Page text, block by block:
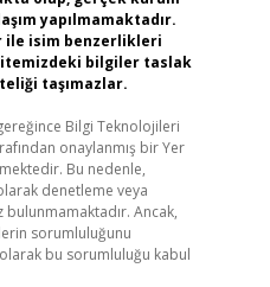
yapılmamaktadır.
ile isim benzerlikleri
bilgiler taslak
taşımazlar.
Bilgi Teknolojileri
onaylanmış bir Yer
Bu nedenle,
denetleme veya
Ancak,
sorumluluğunu
bu sorumluluğu kabul